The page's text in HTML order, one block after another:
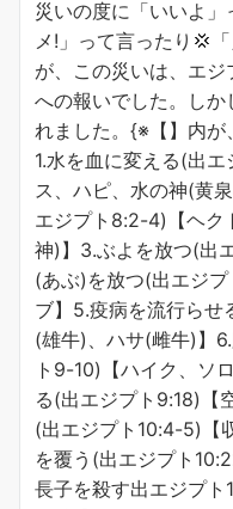
災いの度に「いいよ
メ!」って言ったり💢
が、この災いは、エ
への報いでした。し
れました。{※【】内
1.水を血に変える(出
ス、ハピ、水の神(黄
エジプト8:2-4)【ヘク
神)】3.ぶよを放つ(出
(あぶ)を放つ(出エジ
ブ】5.疫病を流行らせ
(雄牛)、ハサ(雌牛)】
ト9-10)【ハイク、ソ
る(出エジプト9:18)【
(出エジプト10:4-5)【
を覆う(出エジプト
長子を殺す出エジプ